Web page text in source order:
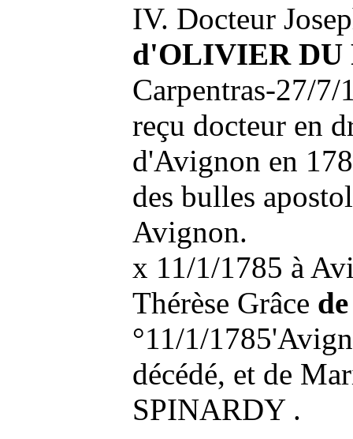
IV. Docteur
d'OLIVIER DU
Carpentras-27/
reçu docteur en
d'Avignon en
des bulles
Avignon.
x 11/1/1785 à
Thérèse Grâce
°11/1/
décédé, et de
SPINARDY.